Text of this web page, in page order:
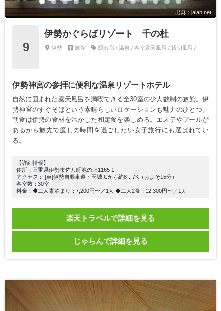
出典：jalan.net
9
伊勢かぐらばリゾート 千の杜
伊勢 旅館 隠れ宿 / 温泉 / 客室露天風呂 / 貸切風呂 /
伊勢神宮の参拝に便利な温泉リゾートホテル
自然に囲まれた露天風呂を満喫できる全30室の少人数制の旅館。伊
勢神宮のすぐそばという素晴らしいロケーションも魅力のひとつ。
朝食は伊勢の食材を活かした和定食を楽しめる。エステやプールが
あるから旅先で癒しの時間を過ごしたい女子旅行にも選ばれてい
る。
【詳細情報】
住所：三重県伊勢市佐八町池の上1165-1
アクセス： [車]伊勢自動車道・玉城ICから約8．7K（およそ15分）
客室数：30室
料金：◆二人素泊まり：7,200円〜／1人 ◆二人2食：12,300円〜／1人
楽天トラベルで詳細を見る
じゃらんで詳細を見る